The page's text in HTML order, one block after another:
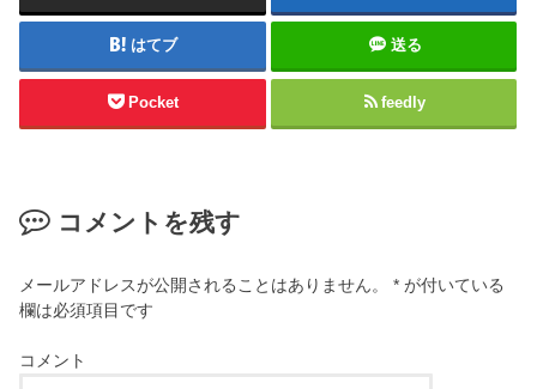
はてブ 送る
Pocket feedly
コメントを残す
メールアドレスが公開されることはありません。 * が付いている
欄は必須項目です
コメント